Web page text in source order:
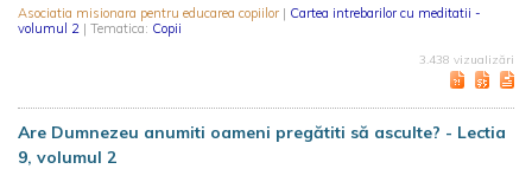
Asociatia misionara pentru educarea copiilor | Cartea intrebarilor cu meditatii -
volumul 2 | Tematica: Copii
3.438 vizualizări
Are Dumnezeu anumiti oameni pregătiti să asculte? - Lectia
9, volumul 2